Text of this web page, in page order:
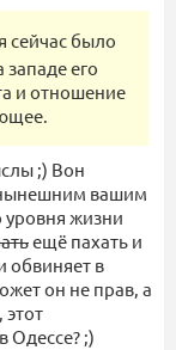
сейчас было
его
и отношение
;) Вон
вашим
уровня жизни
ещё пахать и
обвиняет в
он не прав, а
этот
Одессе? ;)